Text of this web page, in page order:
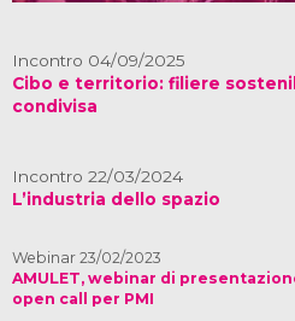
Incontro 04/09/2025
Cibo e territorio: filiere
condivisa
Incontro 22/03/2024
L’industria dello spazio
Webinar 23/02/2023
AMULET, webinar di
open call per PMI